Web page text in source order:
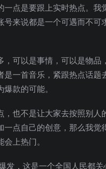
一点是要跟上实时热点。我
号来说都是一个可遇而不可
，可以是事情，可以是物品
是一首音乐，紧跟热点话题
款的可能。
，也不是让大家去按照别人
一点自己的创意，那么我觉
上热门。
发，这是一个全国人民都关